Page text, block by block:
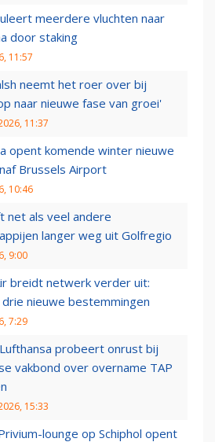
meerdere vluchten naar
door staking
11:57
neemt het roer over bij
naar nieuwe fase van groei'
11:37
opent komende winter nieuwe
Brussels Airport
10:46
net als veel andere
langer weg uit Golfregio
9:00
breidt netwerk verder uit:
nieuwe bestemmingen
7:29
probeert onrust bij
vakbond over overname TAP
15:33
lounge op Schiphol opent